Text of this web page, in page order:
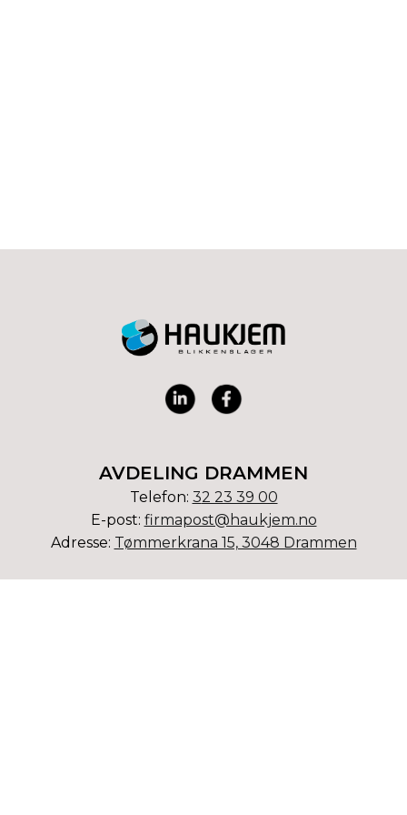
AVDELING DRAMMEN
Telefon: 32 23 39 00
E-post: firmapost@haukjem.no
Adresse: Tømmerkrana 15, 3048 Drammen